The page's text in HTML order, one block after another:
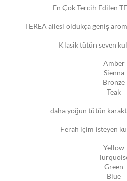
En Çok Tercih Edilen
TEREA ailesi oldukça geniş
Klasik tütün seven
Amber
Sienna
Bronze
Teak
daha yoğun tütün
Ferah içim isteyen
Yellow
Green
Blue